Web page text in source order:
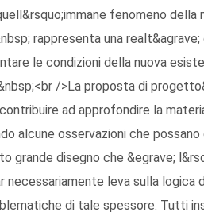
fenomeno
rappresenta una
le condizioni della nuova
/>La proposta di
ad approfondire la
alcune osservazioni che
grande disegno che &egrave;
necessariamente leva sulla logica
di tale spessore. Tutti